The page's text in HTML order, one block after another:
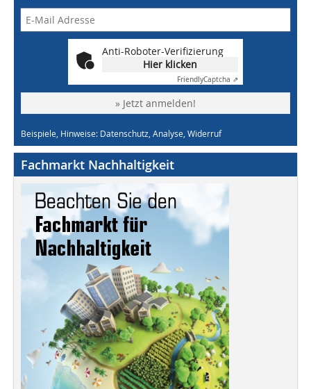
Anti-Roboter-Verifizierung
Hier klicken
FriendlyCaptcha ⇗
» Jetzt anmelden!
Beispiele, Hinweise: Datenschutz, Analyse, Widerruf
Fachmarkt Nachhaltigkeit